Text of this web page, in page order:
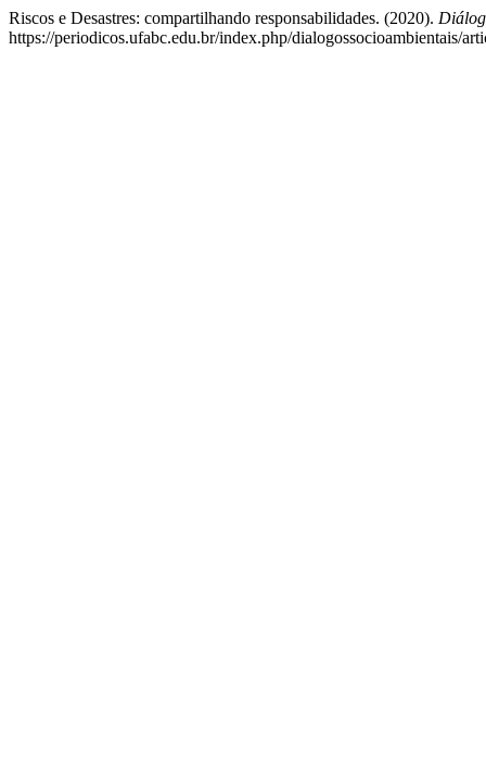
Riscos e Desastres: compartilhando responsabilidades. (2020).
https://periodicos.ufabc.edu.br/index.php/dialogossocioambientais/